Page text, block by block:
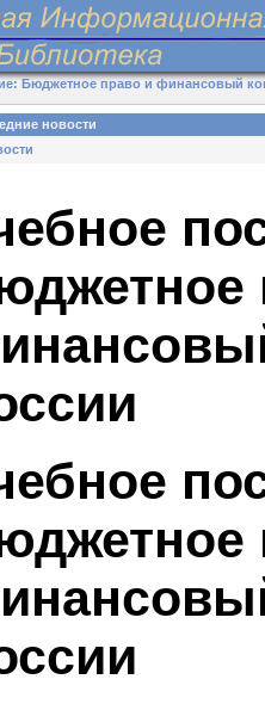
Бюджетное право и финансовый
новости